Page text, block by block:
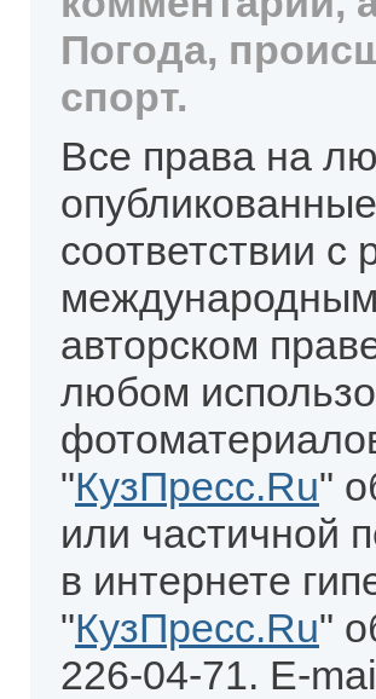
Погода,
спорт.
Все права на
соответствии с
авторском
любом
"КузПресс.Ru"
или частичной
в интернете
"КузПресс.Ru"
226-04-71. E-